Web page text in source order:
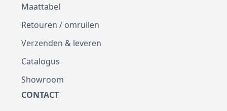
Maattabel
Retouren / omruilen
Verzenden & leveren
Catalogus
Showroom
CONTACT